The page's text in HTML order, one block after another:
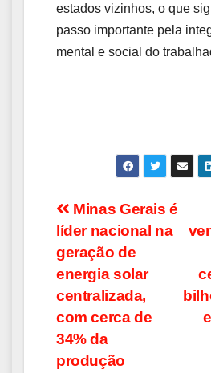
estados vizinhos, o que
passo importante pela
mental e social do
Navegação
de
Post
Minas Gerais é
líder nacional na
geração de
energia solar
centralizada,
com cerca de
34% da
produção